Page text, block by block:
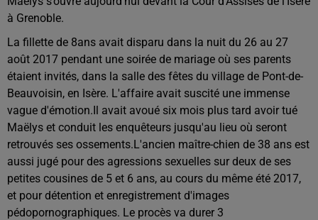
à Grenoble.
La fillette de 8ans avait disparu dans la nuit du 26 au 27
août 2017 pendant une soirée de mariage où ses parents
étaient invités, dans la salle des fêtes du village de Pont-de-
Beauvoisin, en Isère. L'affaire avait suscité une immense
vague d'émotion.Il avait avoué six mois plus tard avoir tué
Maëlys et conduit les enquêteurs jusqu'au lieu où seront
retrouvés ses ossements.L'ancien maître-chien de 38 ans est
aussi jugé pour des agressions sexuelles sur deux de ses
petites cousines de 5 et 6 ans, au cours du même été 2017,
et pour détention et enregistrement d'images
pédopornographiques. Le procès va durer 3